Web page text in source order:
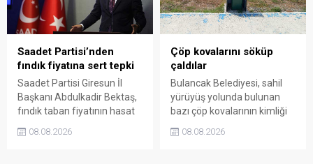
yüzde 50’ye ulaşan fiyat
farklarının araştırılması
gerektiğini söyledi.
Saadet Partisi’nden
fındık fiyatına sert tepki
Saadet Partisi Giresun İl
Başkanı Abdulkadir Bektaş,
fındık taban fiyatının hasat
açıklanmamasına tepki
08.08.2026
Çöp kovalarını söküp
çaldılar
Bulancak Belediyesi, sahil
yürüyüş yolunda bulunan
bazı çöp kovalarının kimliği
sökülerek çalındığını açıkladı.
08.08.2026